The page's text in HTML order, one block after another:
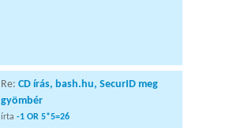
Re: CD írás, bash.hu, SecurID meg
gyömbér
írta -1 OR 5*5=26